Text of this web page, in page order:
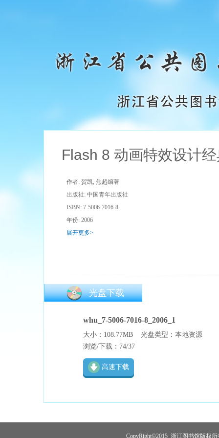
Flash 8 动画特效设计
作者: 贺凯, 焦超编著
出版社: 中国青年出版社
ISBN: 7-5006-7016-8
年份: 2006
展开更多>
光盘下载
whu_7-5006-7016-8_2006_1
大小：108.77MB
光盘类型：本地资源
浏览/下载：74/37
高速下载
CopyRight©2015 浙江图书馆版权